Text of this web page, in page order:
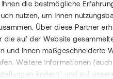
die bestmögliche
nutzen, um Ihnen
Über diese Partner
die auf der Website
und Ihnen maßgeschneiderte
Weitere Informationen
ändern" und auf